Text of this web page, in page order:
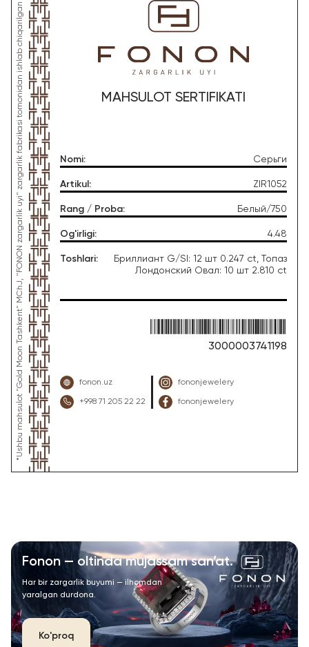
*Ushbu mahsulot "Gold Moon Tashkent" MChJ, "FONON zargarlik uyi" zargarlik fabrikasi tomonidan ishlab chiqarilgan MAHSULOT SERTIFIKATI
Nomi: Серьги
Artikul : ZIR1052
Rang / Proba: Белый/750
Og'irligi: 4.48
Toshlari:
Бриллиант G/SI: 12 шт 0.247 ct, Топаз
Лондонский Овал: 10 шт 2.810 ct
3000003741198
fonon.uz
+998 71 205 22 22
fononjewelery
fononjewelery
Fonon — oltinda mujassam san’at.
Har bir zargarlik buyumi — ilhomdan
yaralgan durdona.
Ko'proq